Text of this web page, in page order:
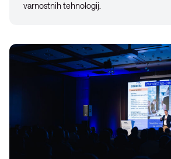
varnostnih tehnologij.